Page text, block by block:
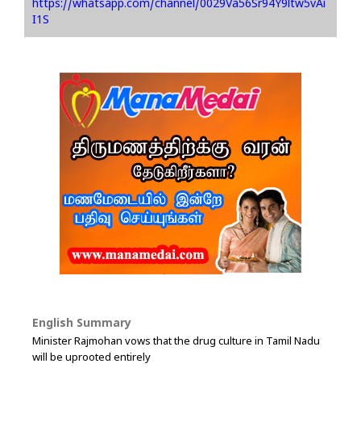
https://whatsapp.com/channel/0029Va56Sr94Y9ltw5vAi
I1S
English Summary
Minister Rajmohan vows that the drug culture in Tamil Nadu
will be uprooted entirely